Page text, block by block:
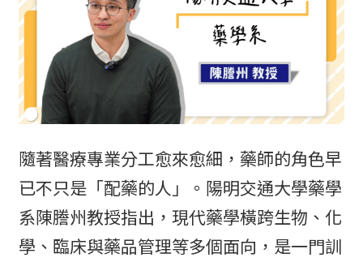
隨著醫療專業分工愈來愈細，藥師的角色早
已不只是「配藥的人」。陽明交通大學藥學
系陳謄州教授指出，現代藥學橫跨生物、化
學、臨床與藥品管理等多個面向，是一門訓